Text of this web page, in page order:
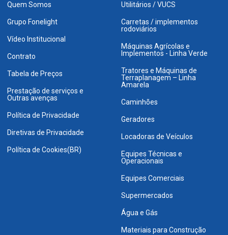
Quem Somos
Grupo Fonelight
Vídeo Institucional
Contrato
Tabela de Preços
Prestação de serviços e
Outras avenças
Política de Privacidade
Diretivas de Privacidade
Política de Cookies(BR)
Utilitários / VUCS
Carretas / implementos
rodoviários
Máquinas Agrícolas e
Implementos - Linha Verde
Tratores e Máquinas de
Terraplanagem – Linha
Amarela
Caminhões
Geradores
Locadoras de Veículos
Equipes Técnicas e
Operacionais
Equipes Comerciais
Supermercados
Água e Gás
Materiais para Construção